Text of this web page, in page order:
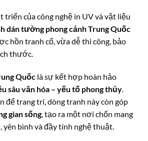
của công nghệ in UV và vật liệu
dán tường phong cảnh Trung Quốc
hồn tranh cổ, vừa dễ thi công, bảo
thước.
Quốc là sự kết hợp hoàn hảo
sâu văn hóa – yếu tố phong thủy.
để trang trí, dòng tranh này còn góp
gian sống, tạo ra một nơi chốn mang
yên bình và đầy tính nghệ thuật.